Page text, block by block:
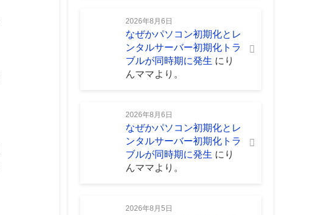
2026年8月6日
なぜかパソコン初期化とレ
ンタルサーバー初期化トラ
ブルが同時期に発生 に り
んママより。
2026年8月6日
なぜかパソコン初期化とレ
ンタルサーバー初期化トラ
ブルが同時期に発生 に り
んママより。
2026年8月5日